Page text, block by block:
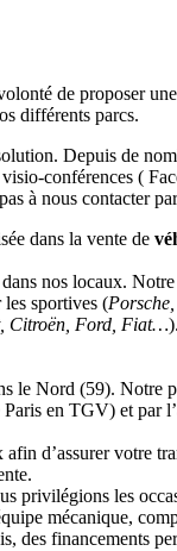
de proposer
différents parcs.
Depuis de
conférences (
à nous contacter
dans la vente de
nos locaux.
les sportives (
Citroën, Ford, Fiat…
le Nord (59). Notre
en TGV) et par
d’assurer votre
privilégions les
mécanique,
des financements